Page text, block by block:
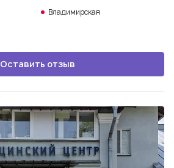
Владимирская
Оставить отзыв